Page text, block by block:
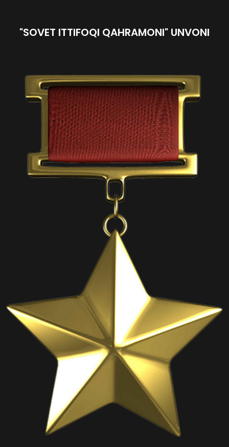
"SOVET ITTIFOQI QAHRAMONI" UNVONI